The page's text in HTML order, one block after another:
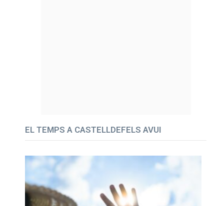
EL TEMPS A CASTELLDEFELS AVUI